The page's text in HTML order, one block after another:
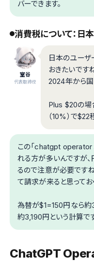
バーできます。
消費税について：日
室谷
代表取締役
日本のユー
おきたいです
2024年から国
Plus $20の場
（10%）で$22
この「chatgpt operator
れる方が多いんですが
るので注意が必要です
て請求が来ると思ってお
為替が$1=150円なら約
約3,190円という計算です
ChatGPT